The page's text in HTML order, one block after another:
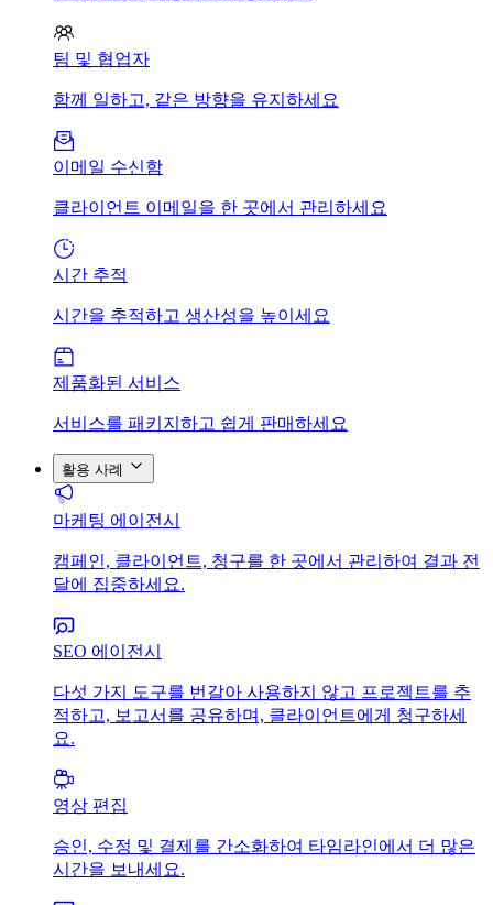
팀 및 협업자
함께 일하고, 같은 방향을 유지하세요
이메일 수신함
클라이언트 이메일을 한 곳에서 관리하세요
시간 추적
시간을 추적하고 생산성을 높이세요
제품화된 서비스
서비스를 패키지하고 쉽게 판매하세요
활용 사례
마케팅 에이전시
캠페인, 클라이언트, 청구를 한 곳에서 관리하여 결과 전
달에 집중하세요.
SEO 에이전시
다섯 가지 도구를 번갈아 사용하지 않고 프로젝트를 추
적하고, 보고서를 공유하며, 클라이언트에게 청구하세
요.
영상 편집
승인, 수정 및 결제를 간소화하여 타임라인에서 더 많은
시간을 보내세요.